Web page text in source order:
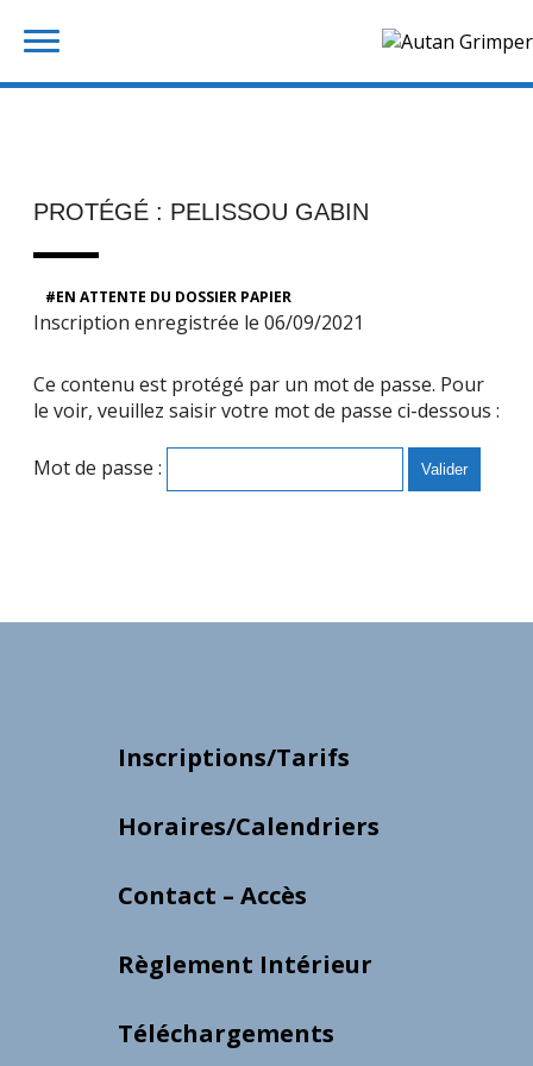
PROTÉGÉ : PELISSOU GABIN
EN ATTENTE DU DOSSIER PAPIER
Inscription enregistrée le 06/09/2021
Ce contenu est protégé par un mot de passe. Pour
le voir, veuillez saisir votre mot de passe ci-dessous :
Mot de passe :
Inscriptions/Tarifs
Horaires/Calendriers
Contact – Accès
Règlement Intérieur
Téléchargements